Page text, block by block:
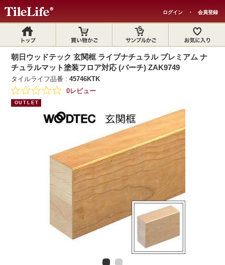
ログイン ・ 会員登録
朝日ウッドテック 玄関框 ライブナチュラル プレミアム ナ
チュラルマット塗装フロア対応 (バーチ) ZAK9749
タイルライフ品番 :45746KTK
0レビュー
OUTLET